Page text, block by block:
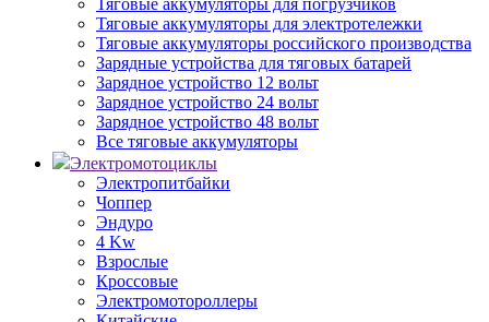
Тяговые аккумуляторы для погрузчиков
Тяговые аккумуляторы для электротележки
Тяговые аккумуляторы российского производства
Зарядные устройства для тяговых батарей
Зарядное устройство 12 вольт
Зарядное устройство 24 вольт
Зарядное устройство 48 вольт
Все тяговые аккумуляторы
Электромотоциклы
Электропитбайки
Чоппер
Эндуро
4 Kw
Взрослые
Кроссовые
Электромотороллеры